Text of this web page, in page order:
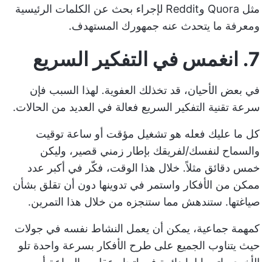
مثل Quora وReddit لإجراء بحث عن الكلمات الرئيسية
ومعرفة ما يتحدث عنه جمهورك المستهدف.
7. انغمس في التفكير السريع
في بعض الأحيان، قد تخذلك العفوية. لهذا السبب فإن
سرعة تقنية التفكير السريع فعالة في العديد من الحالات.
كل ما عليك فعله هو تشغيل مؤقت أو ساعة توقيت
والسماح لنفسك/لفريقك بإطار زمني قصير، وليكن
خمس دقائق مثلاً. خلال هذا الوقت، فكّر في أكبر عدد
ممكن من الأفكار واستمر في تدوينها دون أن تقلق بشأن
صياغتها. ستندهش مما ستنجزه من خلال هذا التمرين.
كمهمة جماعية، يمكن أن يعمل النشاط نفسه في جولات
حيث يتناوب الجميع على طرح الأفكار بسرعة واحدة تلو